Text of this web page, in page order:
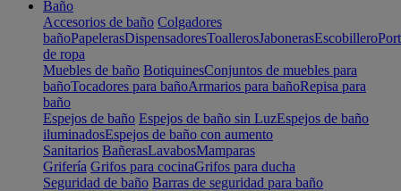
Baño
Accesorios de baño Colgadores
bañoPapelerasDispensadoresToallerosJabonerasEscobillero
de ropa
Muebles de baño BotiquinesConjuntos de muebles para
bañoTocadores para bañoArmarios para bañoRepisa para
baño
Espejos de baño Espejos de baño sin LuzEspejos de baño
iluminadosEspejos de baño con aumento
Sanitarios BañerasLavabosMamparas
Grifería Grifos para cocinaGrifos para ducha
Seguridad de baño Barras de seguridad para baño